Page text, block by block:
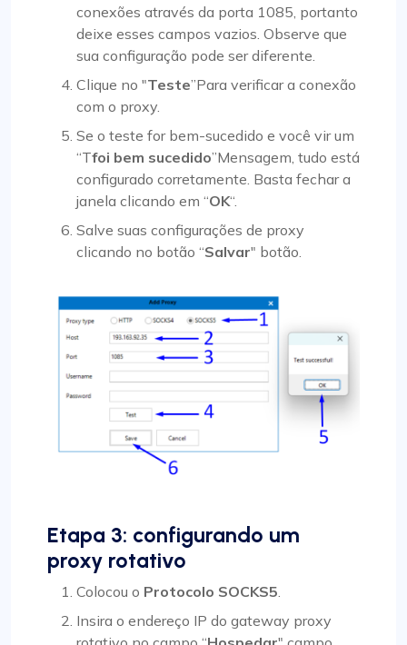
conexões através da porta 1085, portanto
deixe esses campos vazios. Observe que
sua configuração pode ser diferente.
Clique no "Teste”Para verificar a conexão
com o proxy.
Se o teste for bem-sucedido e você vir um
“Tfoi bem sucedido”Mensagem, tudo está
configurado corretamente. Basta fechar a
janela clicando em “OK“.
Salve suas configurações de proxy
clicando no botão “Salvar" botão.
Etapa 3: configurando um
proxy rotativo
Colocou o Protocolo SOCKS5.
Insira o endereço IP do gateway proxy